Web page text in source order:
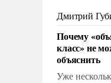
Дмитрий
Почему
класс» не
объяснить
Уже